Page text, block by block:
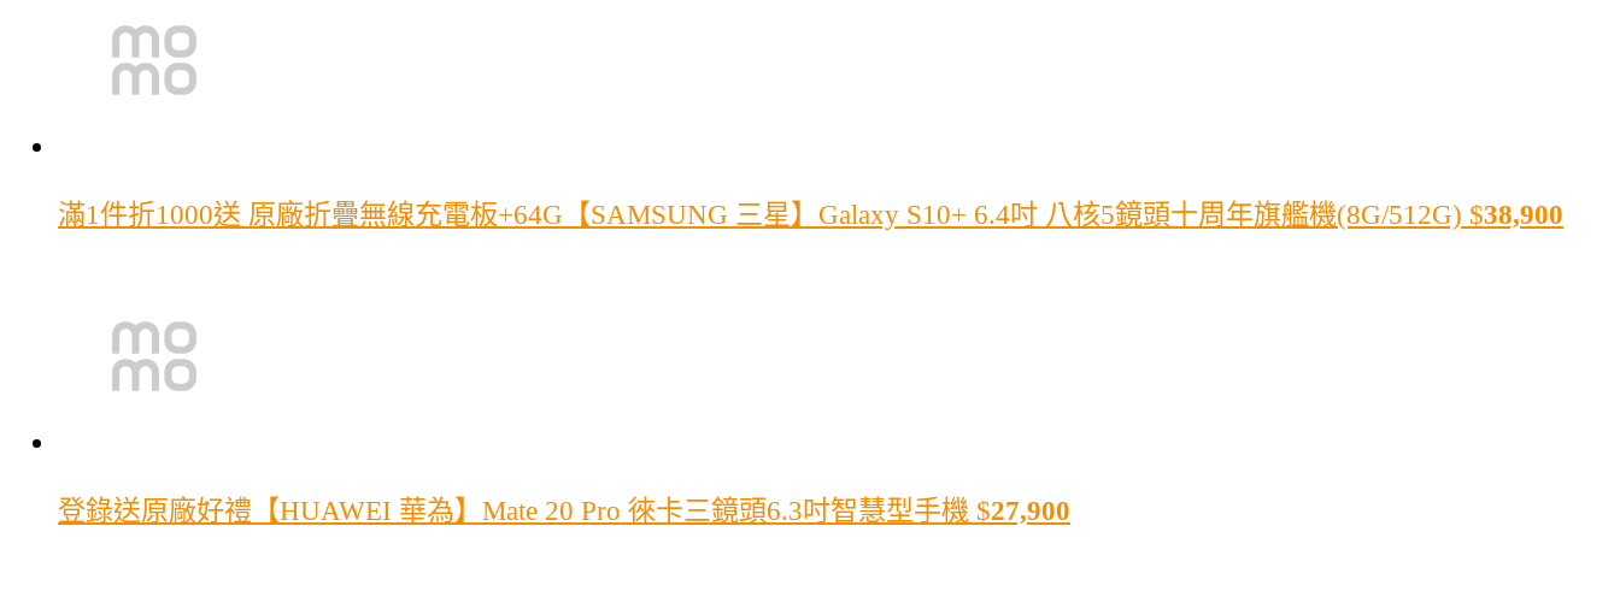
滿1件折1000送 原廠折疊無線充電板+64G【SAMSUNG 三星】Galaxy S10+ 6.4吋 八核5鏡頭十周年旗艦機(8G/512G) $38,900
登錄送原廠好禮 【HUAWEI 華為】Mate 20 Pro 徠卡三鏡頭6.3吋智慧型手機 $27,900